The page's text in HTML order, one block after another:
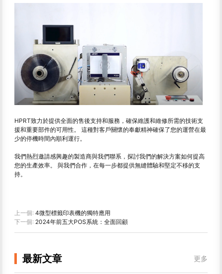
HPRT致力於提供全面的售後支持和服務，確保維護和維修所需的技術支
援和重要部件的可用性。 這種對客戶關懷的奉獻精神確保了您的運營在最
少的停機時間內順利運行。
我們熱烈邀請感興趣的製造商與我們聯系，探討我們的解決方案如何提高
您的生產效率。 與我們合作，在每一步都提供無縫體驗和堅定不移的支
持。
上一個: 4微型標籤印表機的獨特應用
下一個: 2024年前五大POS系統：全面回顧
最新文章 更多